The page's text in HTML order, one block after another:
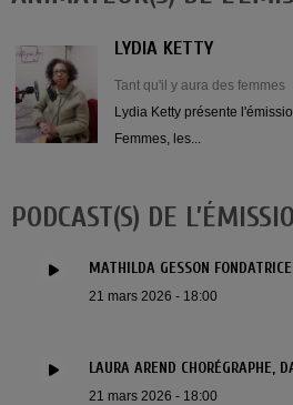
LYDIA KETTY
Tant qu'il y aura des femmes
Lydia Ketty présente
Femmes, les...
PODCAST(S) DE
MATHILDA GESSON
21 mars 2026 - 18:00
LAURA AREND CHORÉGRAPHE,
21 mars 2026 - 18:00